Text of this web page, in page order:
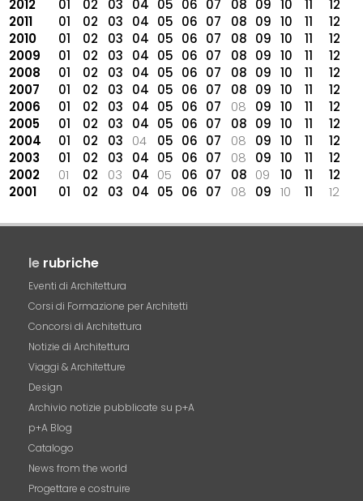
2012
01 02 03 04 05 06 07 08 09 10 11
12
2011
01 02 03 04 05 06 07 08 09 10 11
12
2010
01 02 03 04 05 06 07 08 09 10 11
12
2009
01 02 03 04 05 06 07 08 09 10 11
12
2008
01 02 03 04 05 06 07 08 09 10 11
12
2007
01 02 03 04 05 06 07 08 09 10 11
12
2006
01 02 03 04 05 06 07 08 09 10 11
12
2005
01 02 03 04 05 06 07 08 09 10 11
12
2004
01 02 03 04 05 06 07 08 09 10 11
12
2003
01 02 03 04 05 06 07 08 09 10 11
12
2002
01 02 03 04 05 06 07 08 09 10 11
12
2001
01 02 03 04 05 06 07 08 09 10 11 12
le rubriche
Eventi di Architettura
Corsi di Formazione per Architetti
Concorsi di Architettura
Notizie di Architettura
Viaggi & Architetture
Design
Archivio notizie pubblicate su p+A
p+A Blog
Catalogo
News from the world
Progettare e costruire